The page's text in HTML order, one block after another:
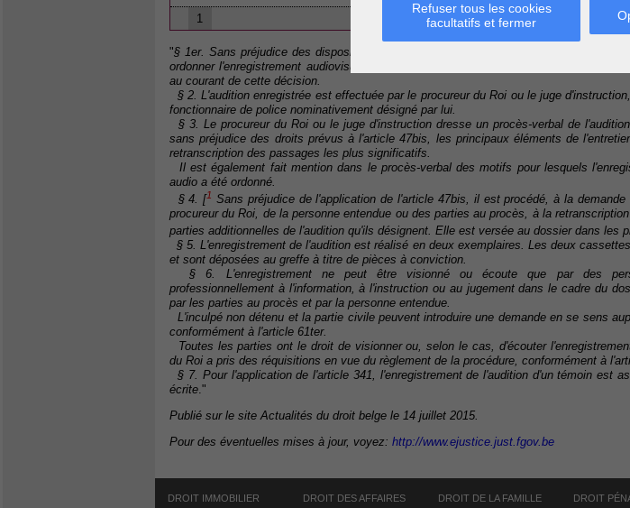
Refuser tous les cookies
facultatifs et fermer
1
"§ 1er. Sans préjudice des dispositions des articles 92 à 103, le procureur du Roi ou
ordonner l'enregistrement audiovisuel ou audio d'une audition. La personne à entendre
au courant de cette décision.
§ 2. L'audition enregistrée est effectuée par le procureur du Roi ou le juge
fonctionnaire de police nominativement désigné par lui.
§ 3. Le procureur du Roi ou le juge d'instruction dresse un procès-verbal de
sans préjudice des droits prévus à l'article 47bis, les principaux éléments de
retranscription des passages les plus significatifs.
Il est également fait mention dans le procès-verbal des motifs pour lesquels
audio a été ordonné.
§ 4. [1 Sans préjudice de l'application de l'article 47bis, il est procédé, à la
procureur du Roi, de la personne entendue ou des parties au procès, à la
parties additionnelles de l'audition qu'ils désignent. Elle est versée au dossier dans les
§ 5. L'enregistrement de l'audition est réalisé en deux exemplaires. Les deux
et sont déposées au greffe à titre de pièces à conviction.
§ 6. L'enregistrement ne peut être visionné ou écoute que par des
professionnellement à l'information, à l'instruction ou au jugement dans le cadre du
par les parties au procès et par la personne entendue.
L'inculpé non détenu et la partie civile peuvent introduire une demande en se sens
conformément à l'article 61ter.
Toutes les parties ont le droit de visionner ou, selon le cas, d'écouter
du Roi a pris des réquisitions en vue du règlement de la procédure, conformément à
§ 7. Pour l'application de l'article 341, l'enregistrement de l'audition d'un témoin est
écrite."
Publié sur le site Actualités du droit belge le 14 juillet 2015.
Pour des éventuelles mises à jour, voyez: http://www.ejustice.just.fgov.be
DROIT IMMOBILIER DROIT DES AFFAIRES DROIT DE LA FAMILLE DROIT